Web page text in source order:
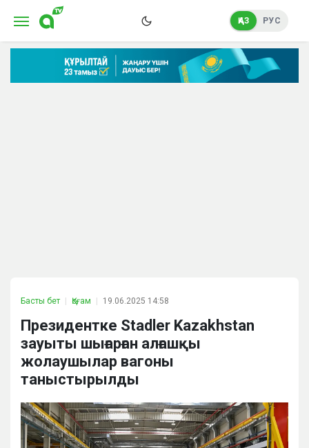
ҚАЗ РУС
Басты бет Қоғам 19.06.2025 14:58
Президентке Stadler Kazakhstan
зауыты шығарған алғашқы
жолаушылар вагоны
таныстырылды